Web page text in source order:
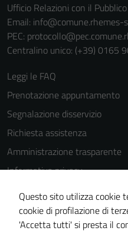
Ufficio Relazioni con il
Email: info@comune.rhemes-
PEC:
Centralino unico: (+39) 0165
Leggi le FAQ
Prenotazione appuntamento
Segnalazione disservizio
Richiesta assistenza
Amministrazione trasparente
Informativa privacy
Cookie Policy
Note legali
Dichiarazione di accessibilità
Questo sito utilizza cookie
cookie di profilazione di
'Accetta tutti' si presta il